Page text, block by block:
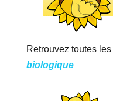
Retrouvez toutes les
biologique